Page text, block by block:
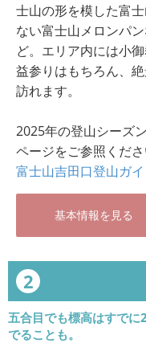
士山の形を模した富
ない富士山メロンパ
ど。エリア内には小
益参りはもちろん、
訪れます。
2025年の登山シーズ
ページをご参照くださ
富士山吉田口登山ガイ
基本情報を見る
2
五合目でも標高はすで
でることも。